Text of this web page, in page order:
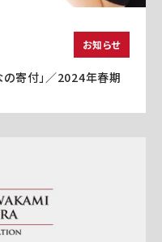
お知らせ
の寄付」／2024年春期